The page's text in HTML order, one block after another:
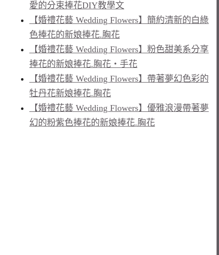
愛的分束捧花DIY教學文
【婚禮花藝 Wedding Flowers】簡約清新的白綠
色捧花的新娘捧花.胸花
【婚禮花藝 Wedding Flowers】粉色甜美系分享
捧花的新娘捧花.胸花‧手花
【婚禮花藝 Wedding Flowers】帶著夢幻色彩的
牡丹花新娘捧花.胸花
【婚禮花藝 Wedding Flowers】優雅浪漫帶著夢
幻的粉紫色捧花的新娘捧花.胸花